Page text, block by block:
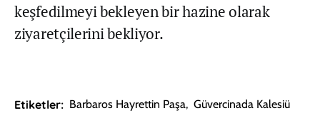
keşfedilmeyi bekleyen bir hazine olarak
ziyaretçilerini bekliyor.
Etiketler: Barbaros Hayrettin Paşa, Güvercinada Kalesiü